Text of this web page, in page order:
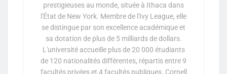
prestigieuses au monde, située à Ithaca dans
l'État de New York. Membre de l'Ivy League, elle
se distingue par son excellence académique et
sa dotation de plus de 5 milliards de dollars.
L'université accueille plus de 20 000 étudiants
de 120 nationalités différentes, répartis entre 9
facultés privées et 4 facultés publiques. Cornell